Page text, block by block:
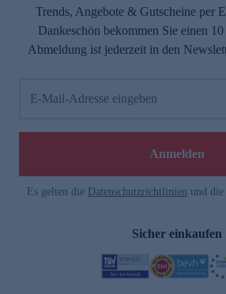
Trends, Angebote & Gutscheine per
Dankeschön bekommen Sie einen
Abmeldung ist jederzeit in den
E-Mail-Adresse eingeben
Anmelden
Es gelten die Datenschutzrichtlinien und die
Sicher einkaufen